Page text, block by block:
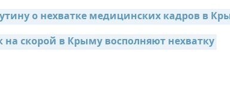
о нехватке медицинских кадров в
скорой в Крыму восполняют нехватку